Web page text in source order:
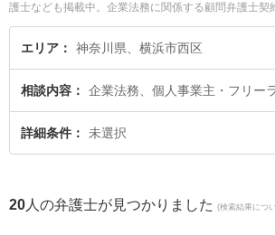
護士なども掲載中。企業法務に関係する顧問弁護士契
ルチェック、雇用契約書・就業規則作成等の細かな分
き便利です。特に弁護士法人プロテクトスタンス 横浜
ています。『横浜市西区で土日や夜間に発生した個人
トラブルを今すぐに弁護士に相談したい』『個人事業
ブル解決の実績豊富な近くの弁護士を検索したい』『
エリア 神奈川県、横浜市西区
相談内容 企業法務、個人事業主・フリー
詳細条件 未選択
20 人の弁護士が見つかりました (検索結果につ